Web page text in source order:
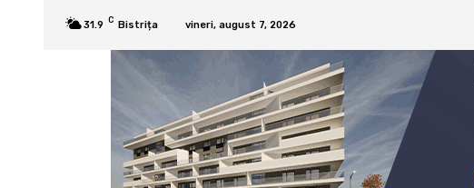
31.9 C Bistrița vineri, august 7, 2026